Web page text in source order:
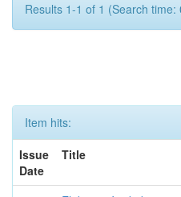
Results 1-1 of 1 (Search time:
Item hits:
Issue
Date
Title